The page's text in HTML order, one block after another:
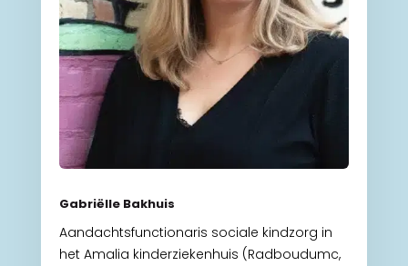
Gabriëlle Bakhuis
Aandachtsfunctionaris sociale kindzorg in
het Amalia kinderziekenhuis (Radboudumc,